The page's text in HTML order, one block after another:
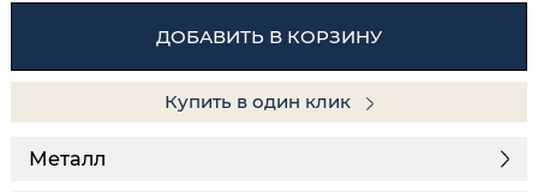
ДОБАВИТЬ В КОРЗИНУ
Купить в один клик
Металл